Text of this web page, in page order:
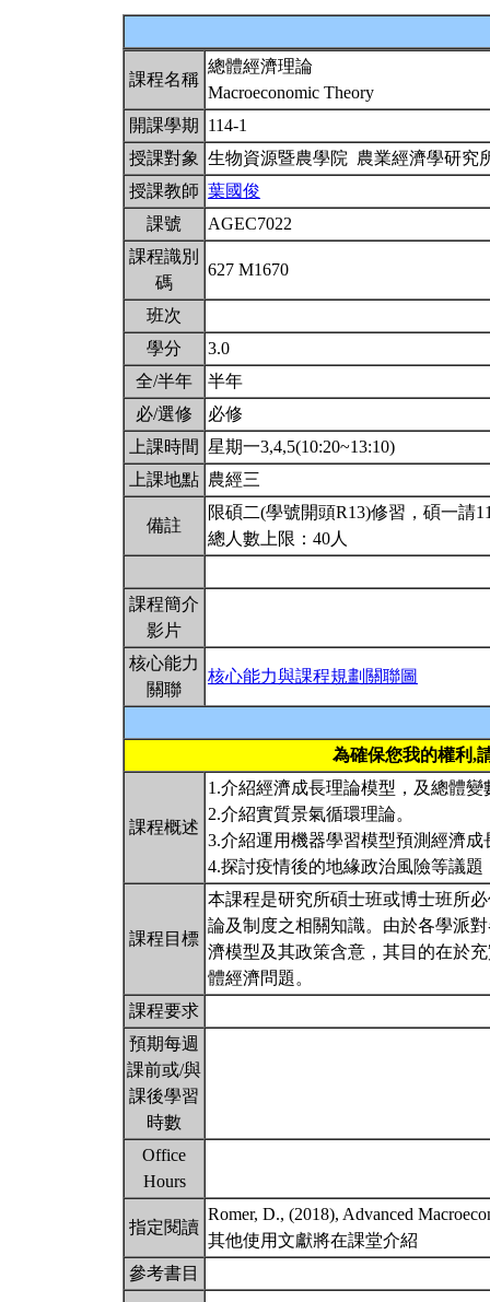
課程名稱
總體經濟理論
Macroeconomic Theory
開課學期
114-1
授課對象 生物資源暨農學院 農業經濟學研
授課教師 葉國俊
課號
AGEC7022
課程識別
碼
627 M1670
班次
學分
3.0
全/半年
半年
必/選修
必修
上課時間 星期一3,4,5(10:20~13:10)
上課地點 農經三
備註
限碩二(學號開頭R13)修習，碩一請
總人數上限：40人
課程簡介
影片
核心能力
關聯
核心能力與課程規劃關聯圖
為確保您我的權利,
課程概述
1.介紹經濟成長理論模型，及總體變
2.介紹實質景氣循環理論。
3.介紹運用機器學習模型預測經濟
4.探討疫情後的地緣政治風險等議
課程目標
本課程是研究所碩士班或博士班所
論及制度之相關知識。由於各學派
濟模型及其政策含意，其目的在於
體經濟問題。
課程要求
預期每週
課前或/與
課後學習
時數
Office
Hours
指定閱讀
Romer, D., (2018), Advanced
其他使用文獻將在課堂介紹
參考書目